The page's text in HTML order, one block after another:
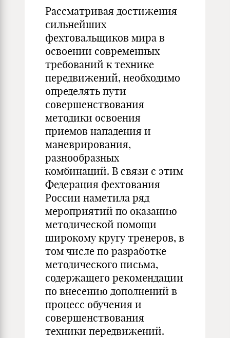
Рассматривая достижения
сильнейших
фехтовальщиков мира в
освоении современных
требований к технике
передвижений, необходимо
определять пути
совершенствования
методики освоения
приемов нападения и
маневрирования,
разнообразных
комбинаций. В связи с этим
Федерация фехтования
России наметила ряд
мероприятий по оказанию
методической помощи
широкому кругу тренеров, в
том числе по разработке
методического письма,
содержащего рекомендации
по внесению дополнений в
процесс обучения и
совершенствования
техники передвижений.